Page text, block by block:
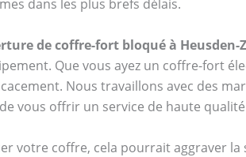
dans les plus brefs délais.
de coffre-fort bloqué à Heusden-
Que vous ayez un coffre-fort
Nous travaillons avec des
vous offrir un service de haute
votre coffre, cela pourrait aggraver